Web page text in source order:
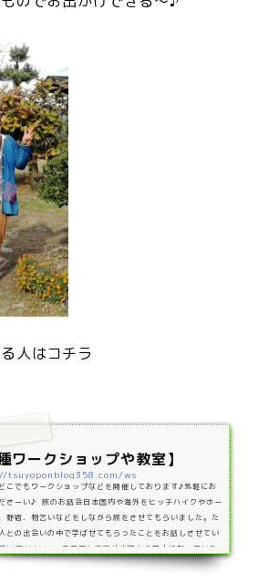
人はコチラ
ワークショップや教室】
ws
こでもワークショップなどを開催しております♪気軽にお
さーい♪ 旅のお話会日本国内や海外をヒッチハイクやホー
野宿、物乞いなどをしながら旅をさせてもらいました。た
との出会いの中で学ばせてもらったことをお話しさせてい
(^▽^)/↓↓↓ コマ回し教室幼少期から夢中になっていた
♪子どもたちにコマの回し方や色んな技を教えさせていただ